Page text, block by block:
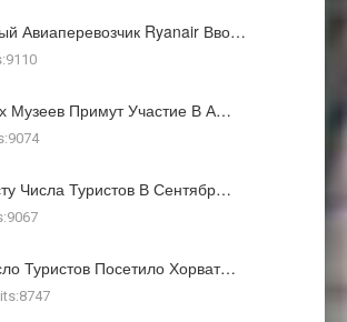
Авиаперевозчик Ryanair Вво…
Музеев Примут Участие В А…
Числа Туристов В Сентябр…
Туристов Посетило Хорват…